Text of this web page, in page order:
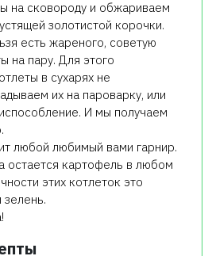
на сковороду и обжариваем
золотистой корочки.
есть жареного, советую
на пару. Для этого
в сухарях не
их на пароварку, или
И мы получаем
любой любимый вами гарнир.
остается картофель в любом
этих котлеток это
зелень.